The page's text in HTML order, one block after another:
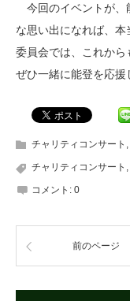
今回のイベントが、
な思い出になれば、
委員会では、これから
ぜひ一緒に能登を応援
チャリティコンサート ,
チャリティコンサート ,
コメント: 0
前のページ